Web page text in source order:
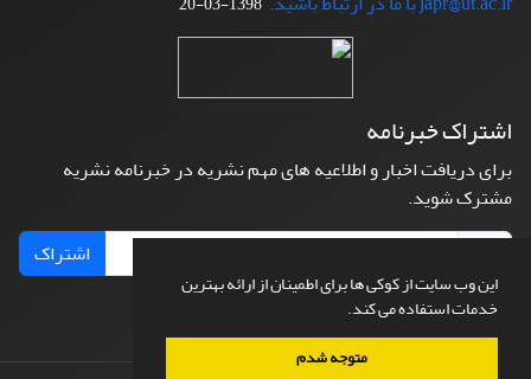
این وب سایت از کوکی ها برای اطمینان از ارائه بهترین
خدمات استفاده می کند.
متوجه شدم
اشتراک خبرنامه
برای دریافت اخبار و اطلاعیه های مهم نشریه در خبرنامه نشریه
مشترک شوید.
اشتراک